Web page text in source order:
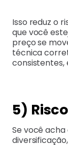
Isso reduz o
que você
preço se
técnica
consistentes,
5)
Se você